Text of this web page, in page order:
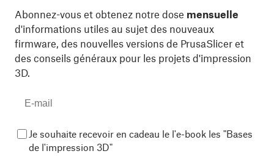
Abonnez-vous et obtenez notre dose mensuelle
d'informations utiles au sujet des nouveaux
firmware, des nouvelles versions de PrusaSlicer et
des conseils généraux pour les projets d'impression
3D.
Je souhaite recevoir en cadeau le l'e-book les "Bases
de l'impression 3D"